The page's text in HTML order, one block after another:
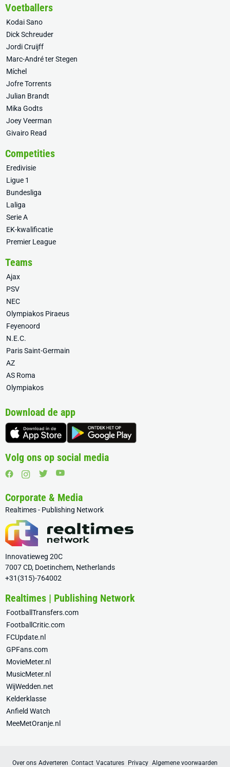
Voetballers
Kodai Sano
Dick Schreuder
Jordi Cruijff
Marc-André ter Stegen
Míchel
Jofre Torrents
Julian Brandt
Mika Godts
Joey Veerman
Givairo Read
Competities
Eredivisie
Ligue 1
Bundesliga
Laliga
Serie A
EK-kwalificatie
Premier League
Teams
Ajax
PSV
NEC
Olympiakos Piraeus
Feyenoord
N.E.C.
Paris Saint-Germain
AZ
AS Roma
Olympiakos
Download de app
Volg ons op social media
Corporate & Media
Realtimes - Publishing Network
Innovatieweg 20C
7007 CD, Doetinchem, Netherlands
+31(315)-764002
Realtimes | Publishing Network
FootballTransfers.com
FootballCritic.com
FCUpdate.nl
GPFans.com
MovieMeter.nl
MusicMeter.nl
WijWedden.net
Kelderklasse
Anfield Watch
MeeMetOranje.nl
Over ons Adverteren Contact Vacatures Privacy Algemene voorwaarden